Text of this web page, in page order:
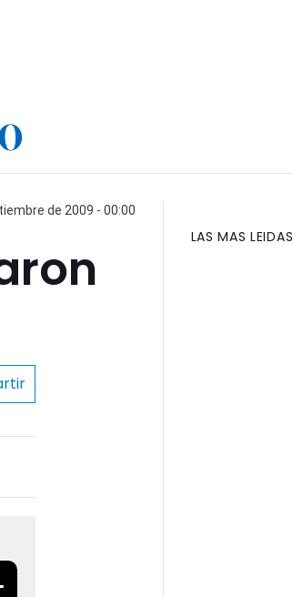
de 2009 - 00:00
LAS MAS LEIDAS